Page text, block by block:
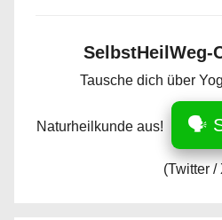
SelbstHeilWeg-
Tausche dich über
Naturheilkunde aus! 🗣️
(Twitter /